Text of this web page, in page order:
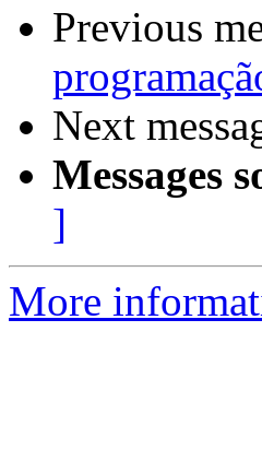
Previous
Next
Messages
]
More